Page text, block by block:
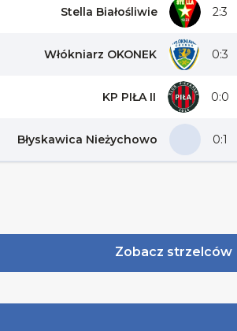
Stella Białośliwie 2:3
Włókniarz OKONEK 0:3
KP PIŁA II 0:0
Błyskawica Nieżychowo 0:1
Zobacz strzelców